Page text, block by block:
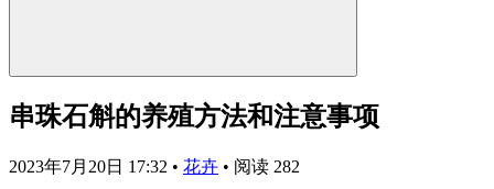
串珠石斛的养殖方法和注意事项
2023年7月20日 17:32 • 花卉 • 阅读 282